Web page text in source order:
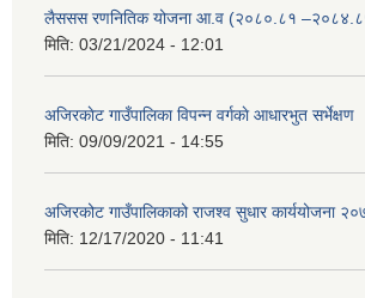
लैससस रणनितिक योजना आ.व (२०८०.८१
मिति: 03/21/2024 - 12:01
अजिरकाेट गाउँपालिका विपन्न वर्गकाे आधारभुत सर्भेक्षण
मिति: 09/09/2021 - 14:55
अजिरकोट गाउँपालिकाको राजश्व सुधार कार्ययोजना
मिति: 12/17/2020 - 11:41